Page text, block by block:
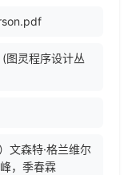
灵程序设计丛
文森特·格兰维尔
，季春霖